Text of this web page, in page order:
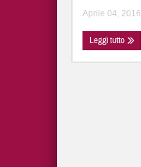
Aprile 04, 2016
Leggi tutto